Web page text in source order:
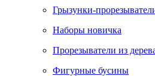
Грызунки-
Наборы новичка
Прорезыватели из
Фигурные бусины